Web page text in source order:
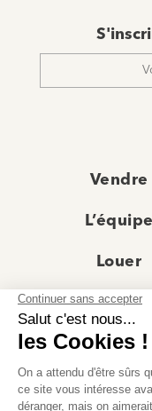
mail
Vendre
L’équipe
Louer
Actualités
Prestige